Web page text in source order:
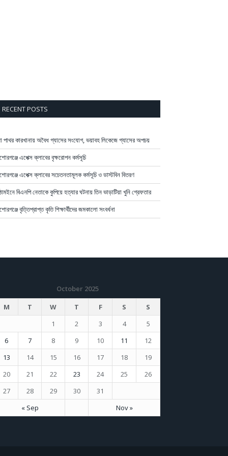
RECENT POSTS
পাথর কারখানায় অবৈধ গ্যাসের সংযোগ, ভয়াবহ লিকেজে গ্যাসের অপচয়
এপেক্স ক্লাবের বৃক্ষরোপন কর্মসূচি
এপেক্স ক্লাবের সচেতনতামূলক কর্মসূচি ও ডাস্টবিন বিতরণ
বিএনপি নেতাকে কুপিয়ে হত্যার ঘটনায় তিন ভাড়াটিয়া খুনি গ্রেফতার
বৃত্তিপ্রাপ্ত কৃতি শিক্ষার্থীদের জমকালো সংবর্ধনা
October 2025
M
T W T F S S
« Sep Nov »
1 2 3 4
5
6
7 8 9 10 11
12
13
14 15 16 17 18
19
20
21 22 23 24 25
26
27
28 29 30 31